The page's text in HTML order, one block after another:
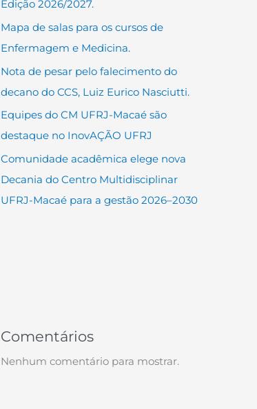
Edição 2026/2027.
Mapa de salas para os cursos de
Enfermagem e Medicina.
Nota de pesar pelo falecimento do
decano do CCS, Luiz Eurico Nasciutti.
Equipes do CM UFRJ-Macaé são
destaque no InovAÇÃO UFRJ
Comunidade acadêmica elege nova
Decania do Centro Multidisciplinar
UFRJ-Macaé para a gestão 2026–2030
Comentários
Nenhum comentário para mostrar.